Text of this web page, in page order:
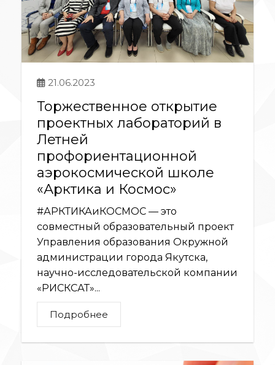
21.06.2023
Торжественное открытие
проектных лабораторий в
Летней
профориентационной
аэрокосмической школе
«Арктика и Космос»
#АРКТИКАиКОСМОС — это
совместный образовательный проект
Управления образования Окружной
администрации города Якутска,
научно-исследовательской компании
«РИСКСАТ»...
Подробнее